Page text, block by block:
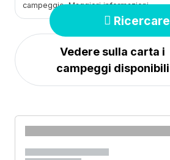
Ricercare
campeggio.Maggiori informazioni
Vedere sulla carta i
campeggi disponibili